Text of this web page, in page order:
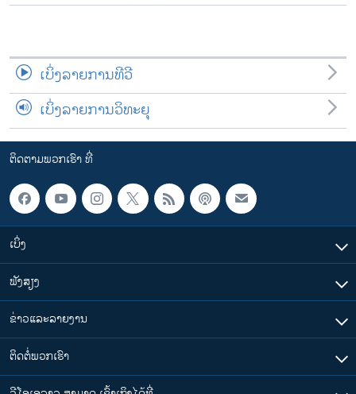
ເບິ່ງລາຍການທີວີ
ເບິ່ງລາຍການວິທະຍຸ
ຕິດຕາມພວກເຮົາ ທີ່
ເບິ່ງ
ຟັງສຽງ
ຂ່າວແລະລາຍງານ
ຕິດຕໍ່ພວກເຮົາ